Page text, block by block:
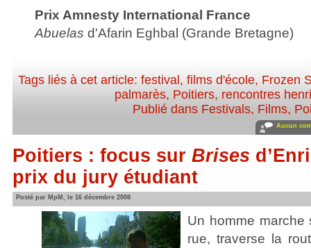
Prix Amnesty International France
Abuelas d'Afarin Eghbal (Grande Bretagne)
Tags liés à cet article: festival , films d'école, Frozen
palmarès, Poitiers, rencontres
Publié dans Festivals, Films,
Aucun
Poitiers : focus sur Brises
prix du jury étudiant
Posté par MpM, le 16 décembre 2008
Un homme marche
rue, traverse la